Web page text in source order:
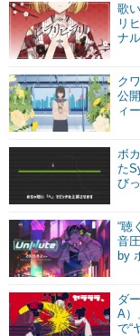
歌
リ
ナ
ク
公
ィ
ボ
た
び
“聴
音
by
ダ
A）
で“